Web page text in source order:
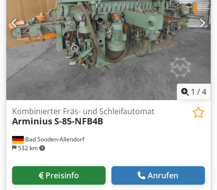
1 /4
Bad Sooden-Allendorf
532 km
Kombinierter Fräs- und Schleifautomat
ArminiusS-85-NFB4B
Preisinfo Anrufen